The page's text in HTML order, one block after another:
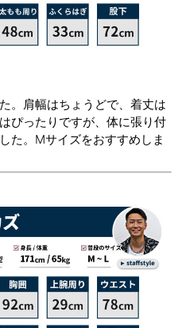
。肩幅はちょうどで、着丈は
ぴったりですが、体に張り付
た。Mサイズをおすすめしま